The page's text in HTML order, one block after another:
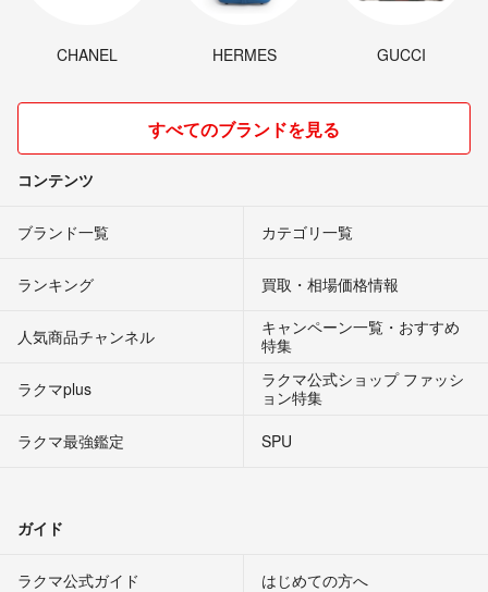
CHANEL HERMES GUCCI
すべてのブランドを見る
コンテンツ
ブランド一覧 カテゴリ一覧
ランキング 買取・相場価格情報
人気商品チャンネル
キャンペーン一覧・おすすめ
特集
ラクマplus
ラクマ公式ショップ ファッシ
ョン特集
ラクマ最強鑑定
SPU
ガイド
ラクマ公式ガイド はじめての方へ